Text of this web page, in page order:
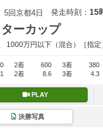
5回京都4日 発走時刻： 15
ターカップ
1000万円以下 （混合）［指定
2着 600 3着
380
2着 8.6 3着 4.3
PLAY
決勝写真